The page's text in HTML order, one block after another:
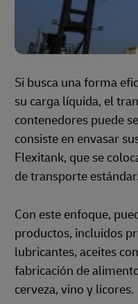
Si busca una forma
su carga líquida, el
contenedores puede
consiste en envasar
Flexitank, que se
de transporte estándar.
Con este enfoque,
productos, incluidos
lubricantes, aceites
fabricación de
cerveza, vino y licores.